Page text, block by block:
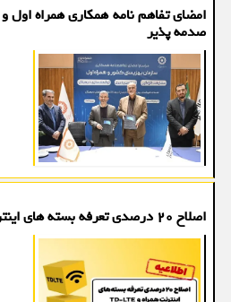
امضای تفاهم نامه همکاری همراه اول
صدمه پذیر
اصلاح ۲۰ درصدی تعرفه بسته های اینترنت ایرانسل